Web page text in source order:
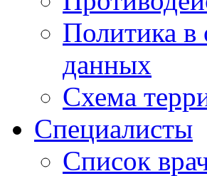
Политика в
данных
Схема
Специалисты
Список